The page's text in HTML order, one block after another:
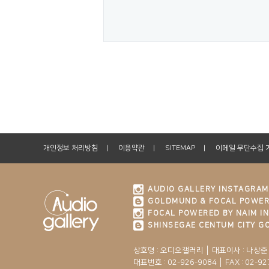
개인정보 처리방침 이용약관 SITEMAP 이메일 무단수집
AUDIO GALLERY INSTAGRAM
GOLDMUND & FOCAL
FOCAL POWERED BY NAIM
SHINSEGAE CENTUM CITY
상호명 : 오디오갤러리 │ 대표이사 : 나상
대표번호 : 02-926-9084 │ FAX : 02-